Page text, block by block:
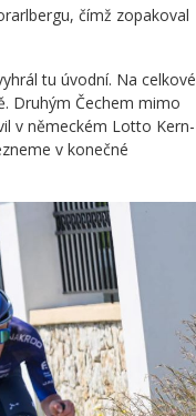
čímž zopakoval
tu úvodní. Na celkové
Druhým Čechem mimo
v německém Lotto Kern-
v konečné